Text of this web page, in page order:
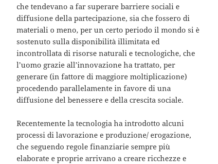
che tendevano a far superare barriere sociali e
diffusione della partecipazione, sia che fossero di
materiali o meno, per un certo periodo il mondo si è
sostenuto sulla disponibilità illimitata ed
incontrollata di risorse naturali e tecnologiche, che
l’uomo grazie all’innovazione ha trattato, per
generare (in fattore di maggiore moltiplicazione)
procedendo parallelamente in favore di una
diffusione del benessere e della crescita sociale.
Recentemente la tecnologia ha introdotto alcuni
processi di lavorazione e produzione/ erogazione,
che seguendo regole finanziarie sempre più
elaborate e proprie arrivano a creare ricchezze e